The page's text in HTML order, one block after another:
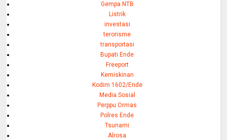
Gempa NTB
Listrik
investasi
terorisme
transportasi
Bupati Ende
Freeport
Kemiskinan
Kodim 1602/Ende
Media Sosial
Perppu Ormas
Polres Ende
Tsunami
Alrosa